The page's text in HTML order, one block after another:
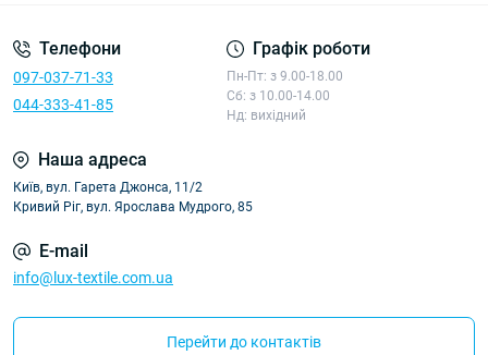
Телефони
097-037-71-33
044-333-41-85
Графік роботи
Пн-Пт: з 9.00-18.00
Сб: з 10.00-14.00
Нд: вихідний
Наша адреса
Київ, вул. Гарета Джонса, 11/2
Кривий Ріг, вул. Ярослава Мудрого, 85
E-mail
info@lux-textile.com.ua
Перейти до контактів